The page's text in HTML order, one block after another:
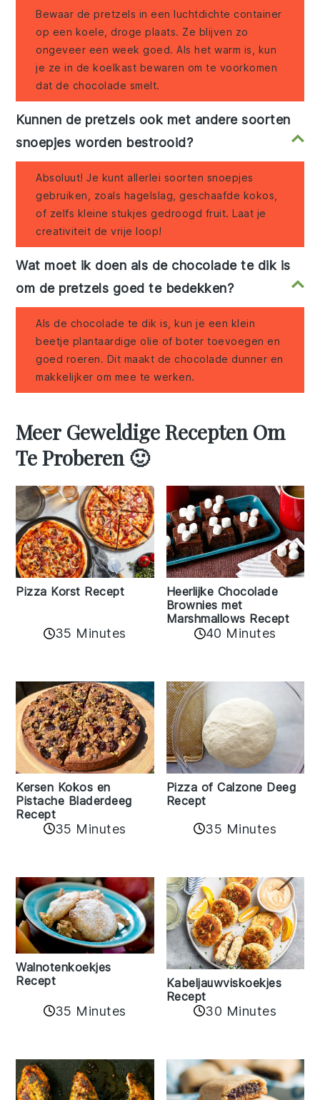
Bewaar de pretzels in een luchtdichte container
op een koele, droge plaats. Ze blijven zo
ongeveer een week goed. Als het warm is, kun
je ze in de koelkast bewaren om te voorkomen
dat de chocolade smelt.
Kunnen de pretzels ook met andere soorten
snoepjes worden bestrooid?
Absoluut! Je kunt allerlei soorten snoepjes
gebruiken, zoals hagelslag, geschaafde kokos,
of zelfs kleine stukjes gedroogd fruit. Laat je
creativiteit de vrije loop!
Wat moet ik doen als de chocolade te dik is
om de pretzels goed te bedekken?
Als de chocolade te dik is, kun je een klein
beetje plantaardige olie of boter toevoegen en
goed roeren. Dit maakt de chocolade dunner en
makkelijker om mee te werken.
Meer Geweldige Recepten Om
Te Proberen 🙂
Pizza Korst Recept
35 Minutes
Heerlijke Chocolade
Brownies met
Marshmallows Recept
40 Minutes
Kersen Kokos en
Pistache Bladerdeeg
Recept
35 Minutes
Pizza of Calzone Deeg
Recept
35 Minutes
Walnotenkoekjes
Recept
35 Minutes
Kabeljauwviskoekjes
Recept
30 Minutes